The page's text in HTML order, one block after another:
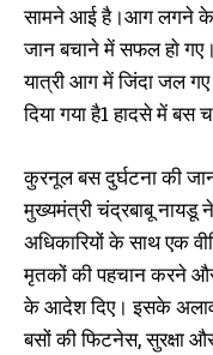
सामने आई है।आग लगने के
जान बचाने में सफल हाे
यात्री आग में जिंदा जल
दिया गया है1 हादसे में
कुरनूल बस दुर्घटना की
मुख्यमंत्री चंद्रबाबू नायडू
अधिकारियों के साथ एक
मृतकों की पहचान करने और
के आदेश दिए। इसके
बसों की फिटनेस, सुरक्षा